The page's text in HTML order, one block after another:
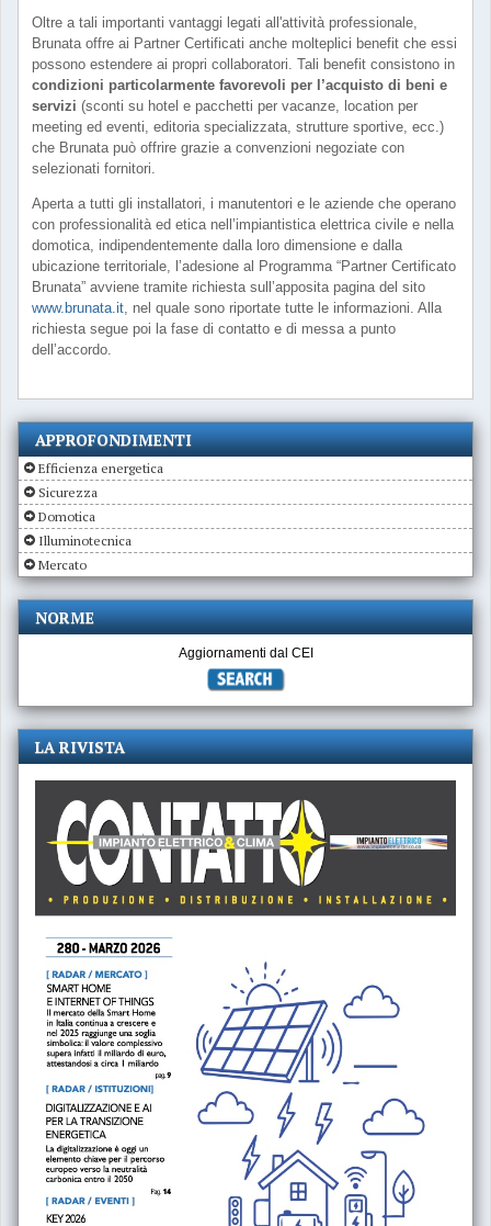
Oltre a tali importanti vantaggi legati all'attività professionale,
Brunata offre ai Partner Certificati anche molteplici benefit che essi
possono estendere ai propri collaboratori. Tali benefit consistono in
condizioni particolarmente favorevoli per l’acquisto di beni e
servizi (sconti su hotel e pacchetti per vacanze, location per
meeting ed eventi, editoria specializzata, strutture sportive, ecc.)
che Brunata può offrire grazie a convenzioni negoziate con
selezionati fornitori.
Aperta a tutti gli installatori, i manutentori e le aziende che operano
con professionalità ed etica nell’impiantistica elettrica civile e nella
domotica, indipendentemente dalla loro dimensione e dalla
ubicazione territoriale, l’adesione al Programma “Partner Certificato
Brunata” avviene tramite richiesta sull’apposita pagina del sito
www.brunata.it, nel quale sono riportate tutte le informazioni. Alla
richiesta segue poi la fase di contatto e di messa a punto
dell’accordo.
APPROFONDIMENTI
Efficienza energetica
Sicurezza
Domotica
Illuminotecnica
Mercato
NORME
Aggiornamenti dal CEI
LA RIVISTA